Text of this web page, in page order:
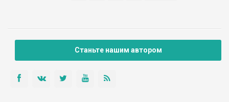
Станьте нашим автором